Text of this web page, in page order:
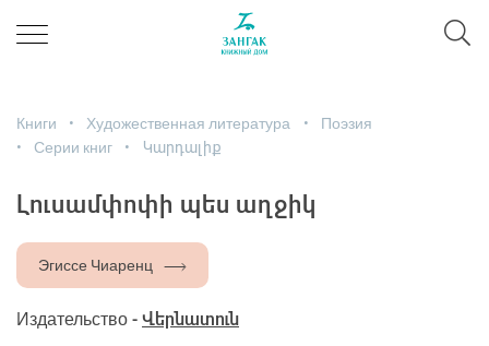
Книги Художественная литература
Поэзия
Серии книг
Կարդալիք
Լուսամփոփի պես աղջիկ
Эгиссе Чиаренц
Издательство - Վերնատուն